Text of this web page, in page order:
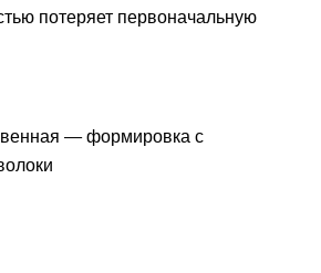
потеряет первоначальную
— формировка с